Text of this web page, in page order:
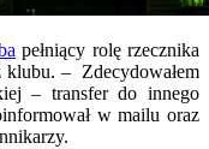
pełniący rolę rzecznika
klubu. – Zdecydowałem
– transfer do innego
w mailu oraz